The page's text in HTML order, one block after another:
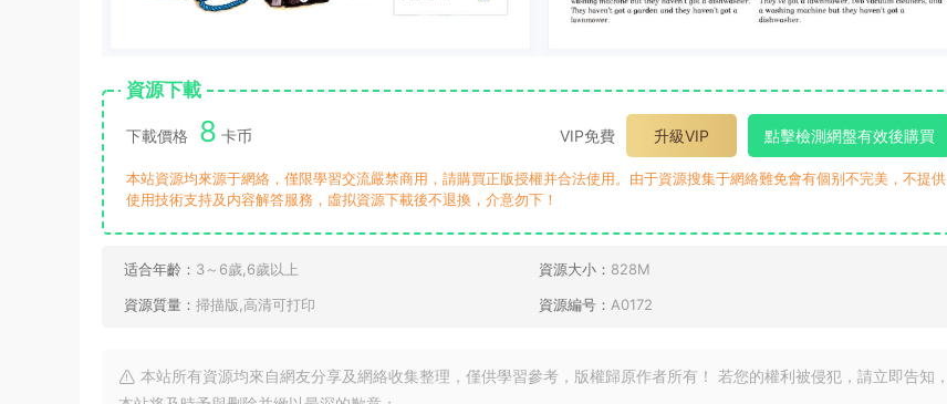
資源下載
下載價格 8 卡币 VIP免費 升級VIP 點擊檢測網盤有效後購買
本站資源均來源于網絡，僅限學習交流嚴禁商用，請購買正版授權并合法使用。由于資源搜集于網絡難免會有個别不完美，不提供
使用技術支持及内容解答服務，虛拟資源下載後不退換，介意勿下！
适合年齡： 3～6歲,6歲以上 資源大小： 828M
資源質量： 掃描版,高清可打印 資源編号： A0172
本站所有資源均來自網友分享及網絡收集整理，僅供學習參考，版權歸原作者所有！ 若您的權利被侵犯，請立即告知，